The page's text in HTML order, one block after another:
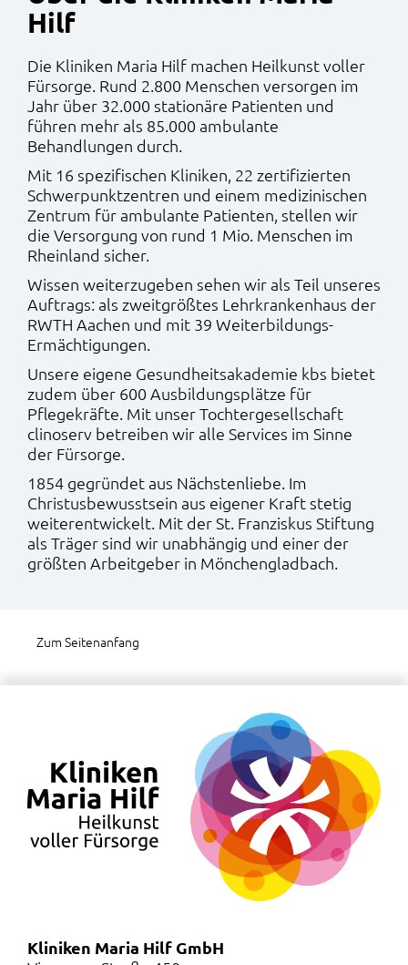
Hilf
Die Kliniken Maria Hilf machen Heilkunst voller
Fürsorge. Rund 2.800 Menschen versorgen im
Jahr über 32.000 stationäre Patienten und
führen mehr als 85.000 ambulante
Behandlungen durch.
Mit 16 spezifischen Kliniken, 22 zertifizierten
Schwerpunktzentren und einem medizinischen
Zentrum für ambulante Patienten, stellen wir
die Versorgung von rund 1 Mio. Menschen im
Rheinland sicher.
Wissen weiterzugeben sehen wir als Teil unseres
Auftrags: als zweitgrößtes Lehrkrankenhaus der
RWTH Aachen und mit 39 Weiterbildungs-
Ermächtigungen.
Unsere eigene Gesundheitsakademie kbs bietet
zudem über 600 Ausbildungsplätze für
Pflegekräfte. Mit unser Tochtergesellschaft
clinoserv betreiben wir alle Services im Sinne
der Fürsorge.
1854 gegründet aus Nächstenliebe. Im
Christusbewusstsein aus eigener Kraft stetig
weiterentwickelt. Mit der St. Franziskus Stiftung
als Träger sind wir unabhängig und einer der
größten Arbeitgeber in Mönchengladbach.
Zum Seitenanfang
Kliniken Maria Hilf GmbH